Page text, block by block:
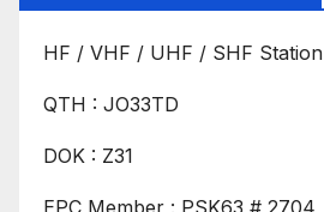
HF / VHF / UHF / SHF Station
QTH : JO33TD
DOK : Z31
EPC Member : PSK63 # 2704